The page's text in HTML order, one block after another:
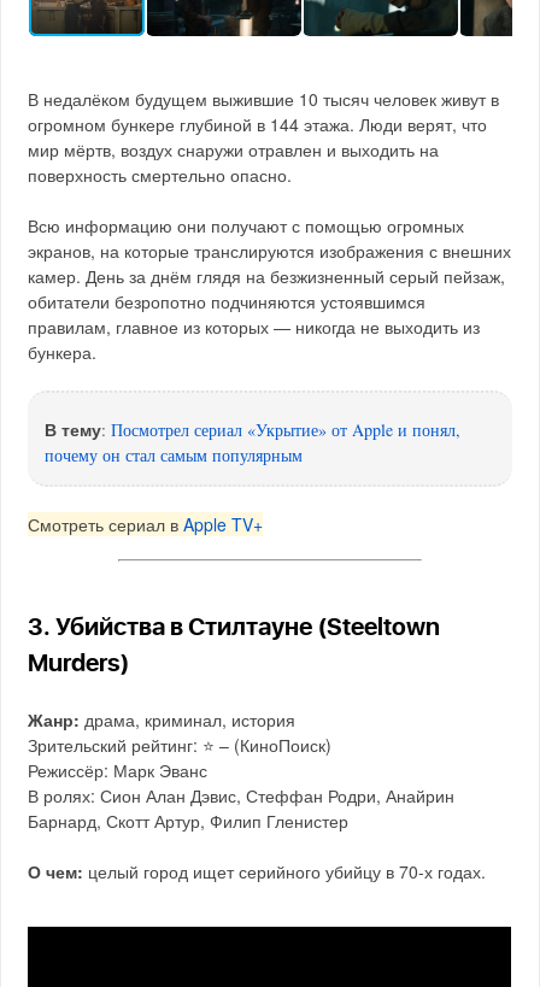
В недалёком будущем выжившие 10 тысяч человек живут в
огромном бункере глубиной в 144 этажа. Люди верят, что
мир мёртв, воздух снаружи отравлен и выходить на
поверхность смертельно опасно.
Всю информацию они получают с помощью огромных
экранов, на которые транслируются изображения с внешних
камер. День за днём глядя на безжизненный серый пейзаж,
обитатели безропотно подчиняются устоявшимся
правилам, главное из которых — никогда не выходить из
бункера.
В тему:Посмотрел сериал «Укрытие» от Apple и понял,
почему он стал самым популярным
Смотреть сериал вApple TV+
3. Убийства в Стилтауне (Steeltown
Murders)
Жанр: драма, криминал, история
Зрительский рейтинг: ⭐️ – (КиноПоиск)
Режиссёр: Марк Эванс
В ролях: Сион Алан Дэвис, Стеффан Родри, Анайрин
Барнард, Скотт Артур, Филип Гленистер
О чем: целый город ищет серийного убийцу в 70-х годах.